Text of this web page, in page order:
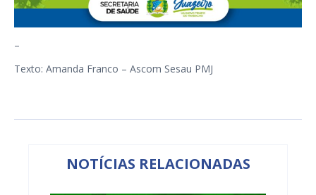
–
Texto: Amanda Franco – Ascom Sesau PMJ
NOTÍCIAS RELACIONADAS